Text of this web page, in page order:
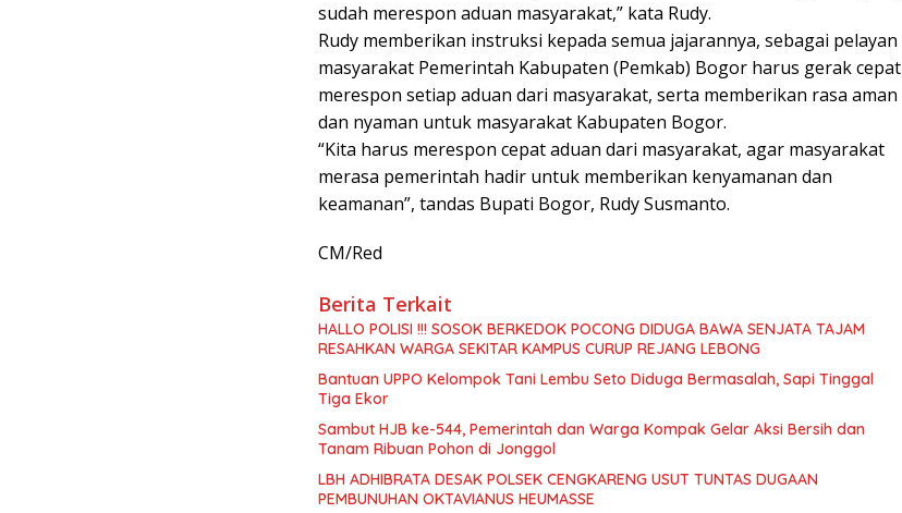
sudah merespon aduan masyarakat,” kata Rudy.
Rudy memberikan instruksi kepada semua jajarannya, sebagai pelayan
masyarakat Pemerintah Kabupaten (Pemkab) Bogor harus gerak cepat
merespon setiap aduan dari masyarakat, serta memberikan rasa aman
dan nyaman untuk masyarakat Kabupaten Bogor.
“Kita harus merespon cepat aduan dari masyarakat, agar masyarakat
merasa pemerintah hadir untuk memberikan kenyamanan dan
keamanan”, tandas Bupati Bogor, Rudy Susmanto.
CM/Red
Berita Terkait
HALLO POLISI !!! SOSOK BERKEDOK POCONG DIDUGA BAWA SENJATA TAJAM
RESAHKAN WARGA SEKITAR KAMPUS CURUP REJANG LEBONG
Bantuan UPPO Kelompok Tani Lembu Seto Diduga Bermasalah, Sapi Tinggal
Tiga Ekor
Sambut HJB ke-544, Pemerintah dan Warga Kompak Gelar Aksi Bersih dan
Tanam Ribuan Pohon di Jonggol
LBH ADHIBRATA DESAK POLSEK CENGKARENG USUT TUNTAS DUGAAN
PEMBUNUHAN OKTAVIANUS HEUMASSE